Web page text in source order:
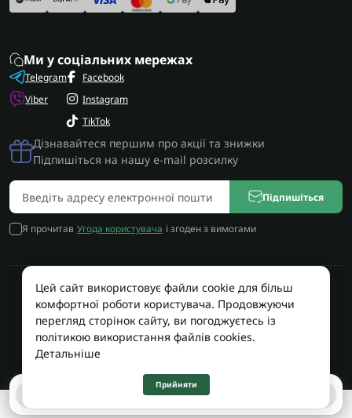
0
Ми у соціальних мережах
Telegram
Viber
Facebook
Instagram
TikTok
Дізнавайтеся першим про акції та знижки
Підпишіться на нашу e-mail розсилку
Підпишіться
Я прочитав Угода користувача і згоден з вимогами
Працює на OpenCart
Територія Сервісу © 2026
Цей сайт використовує файли cookie для більш
комфортної роботи користувача. Продовжуючи
перегляд сторінок сайту, ви погоджуєтесь із
політикою використання файлів cookies.
Детальніше
Прийняти